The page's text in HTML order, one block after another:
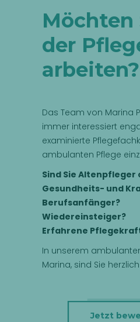
Möchten
der
arbeiten?
Das Team von Marina
immer interessiert
examinierte
ambulanten Pflege
Sind Sie Altenpfleger
Gesundheits- und
Berufsanfänger?
Wiedereinsteiger?
Erfahrene
In unserem
Marina, sind Sie
Jetzt